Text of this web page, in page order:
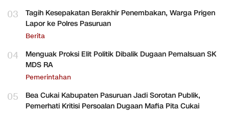
03
Tagih Kesepakatan Berakhir Penembakan, Warga Prigen
Lapor ke Polres Pasuruan
Berita
04
Menguak Proksi Elit Politik Dibalik Dugaan Pemalsuan SK
MDS RA
Pemerintahan
05
Bea Cukai Kabupaten Pasuruan Jadi Sorotan Publik,
Pemerhati Kritisi Persoalan Dugaan Mafia Pita Cukai